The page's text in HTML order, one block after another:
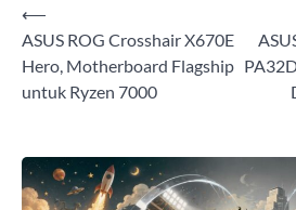
Post
navigation
⟵
ASUS ROG Crosshair X670E
Hero, Motherboard Flagship
untuk Ryzen 7000